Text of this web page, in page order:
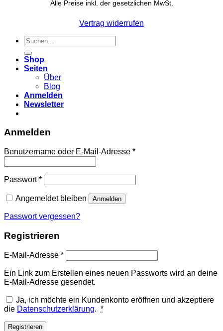
Alle Preise inkl. der gesetzlichen MwSt.
Vertrag widerrufen
Suchen
nach:
Shop
Seiten
Über
Blog
Anmelden
Newsletter
Anmelden
Benutzername oder E-Mail-Adresse *Erforderlich
Passwort*Erforderlich
Angemeldet bleiben Anmelden
Passwort vergessen?
Registrieren
E-Mail-Adresse *Erforderlich
Ein Link zum Erstellen eines neuen Passworts wird an deine
E-Mail-Adresse gesendet.
Ja, ich möchte ein Kundenkonto eröffnen und akzeptiere
die Datenschutzerklärung. *
Registrieren